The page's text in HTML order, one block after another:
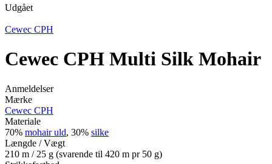
Udgået
Cewec CPH
Cewec CPH Multi Silk Mohair
Anmeldelser
Mærke
Cewec CPH
Materiale
70% mohair uld, 30% silke
Længde / Vægt
210 m / 25 g (svarende til 420 m pr 50 g)